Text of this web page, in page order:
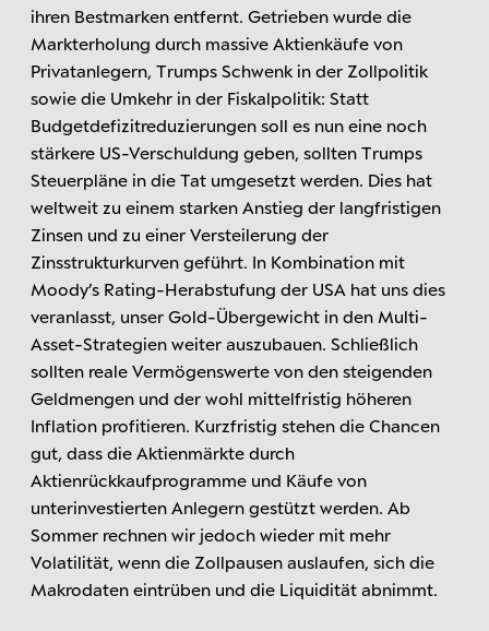
ihren Bestmarken entfernt. Getrieben wurde die
Markterholung durch massive Aktienkäufe von
Privatanlegern, Trumps Schwenk in der Zollpolitik
sowie die Umkehr in der Fiskalpolitik: Statt
Budgetdefizitreduzierungen soll es nun eine noch
stärkere US-Verschuldung geben, sollten Trumps
Steuerpläne in die Tat umgesetzt werden. Dies hat
weltweit zu einem starken Anstieg der langfristigen
Zinsen und zu einer Versteilerung der
Zinsstrukturkurven geführt. In Kombination mit
Moody’s Rating-Herabstufung der USA hat uns dies
veranlasst, unser Gold-Übergewicht in den Multi-
Asset-Strategien weiter auszubauen. Schließlich
sollten reale Vermögenswerte von den steigenden
Geldmengen und der wohl mittelfristig höheren
Inflation profitieren. Kurzfristig stehen die Chancen
gut, dass die Aktienmärkte durch
Aktienrückkaufprogramme und Käufe von
unterinvestierten Anlegern gestützt werden. Ab
Sommer rechnen wir jedoch wieder mit mehr
Volatilität, wenn die Zollpausen auslaufen, sich die
Makrodaten eintrüben und die Liquidität abnimmt.